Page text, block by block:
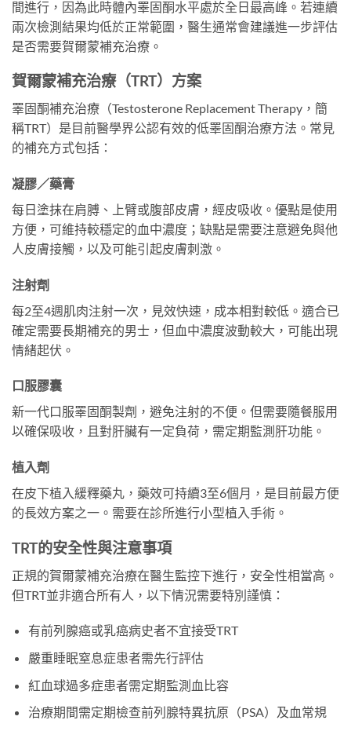
間進行，因為此時體內睪固酮水平處於全日最高峰。若連續
兩次檢測結果均低於正常範圍，醫生通常會建議進一步評估
是否需要賀爾蒙補充治療。
賀爾蒙補充治療（TRT）方案
睪固酮補充治療（Testosterone Replacement Therapy，簡
稱TRT）是目前醫學界公認有效的低睪固酮治療方法。常見
的補充方式包括：
凝膠／藥膏
每日塗抹在肩膊、上臂或腹部皮膚，經皮吸收。優點是使用
方便，可維持較穩定的血中濃度；缺點是需要注意避免與他
人皮膚接觸，以及可能引起皮膚刺激。
注射劑
每2至4週肌肉注射一次，見效快速，成本相對較低。適合已
確定需要長期補充的男士，但血中濃度波動較大，可能出現
情緒起伏。
口服膠囊
新一代口服睪固酮製劑，避免注射的不便。但需要隨餐服用
以確保吸收，且對肝臟有一定負荷，需定期監測肝功能。
植入劑
在皮下植入緩釋藥丸，藥效可持續3至6個月，是目前最方便
的長效方案之一。需要在診所進行小型植入手術。
TRT的安全性與注意事項
正規的賀爾蒙補充治療在醫生監控下進行，安全性相當高。
但TRT並非適合所有人，以下情況需要特別謹慎：
有前列腺癌或乳癌病史者不宜接受TRT
嚴重睡眠窒息症患者需先行評估
紅血球過多症患者需定期監測血比容
治療期間需定期檢查前列腺特異抗原（PSA）及血常規